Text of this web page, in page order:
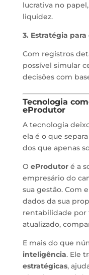
lucrativa no
liquidez.
3. Estratégia
Com registros
possível simular
decisões com
Tecnologia
eProdutor
A tecnologia
ela é o que
dos que apenas
O eProdutoré a
empresário do
sua gestão. Com
dados da sua
rentabilidade por
atualizado,
E mais do que
inteligência. Ele
estratégicas,